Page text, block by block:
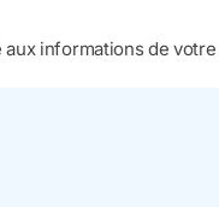
informations de